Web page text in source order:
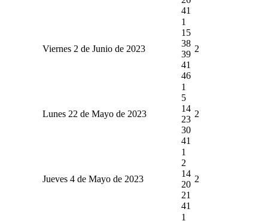
41
Viernes 2 de Junio de 2023
1
15
38
39
41
46
2
Lunes 22 de Mayo de 2023
1
5
14
23
30
41
2
Jueves 4 de Mayo de 2023
1
2
14
20
21
41
2
1